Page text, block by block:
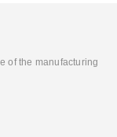
of the manufacturing